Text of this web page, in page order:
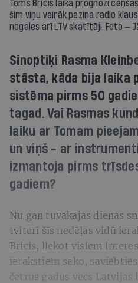
Toms Bricis laika prognozi
šim viņu vairāk pazina radio
nogales arī LTV skatītāji. Foto —
Sinoptiķi Rasma
stāsta, kāda bija laika
sistēma pirms 50
tagad. Vai Rasmas
laiku ar Tomam
un viņš - ar
izmantoja pirms
gadiem?
Nu gan tuvākajās dienās
tviterī šīs nedēļas vidū
Bricis, liekot visiem
ierakstiem seko,
četrus gadus vecs